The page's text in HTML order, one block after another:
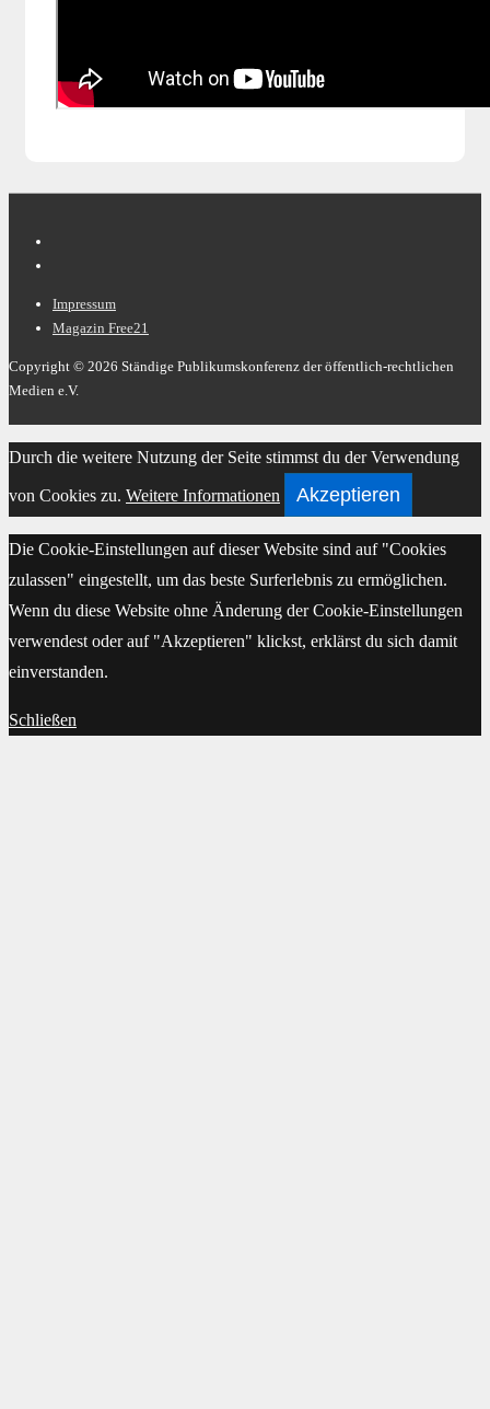
Footer-
Menü
Impressum
Magazin Free21
Copyright © 2026 Ständige Publikumskonferenz der öffentlich-rechtlichen
Medien e.V.
Scroll
Up
Durch die weitere Nutzung der Seite stimmst du der Verwendung
von Cookies zu. Weitere Informationen Akzeptieren
Die Cookie-Einstellungen auf dieser Website sind auf "Cookies
zulassen" eingestellt, um das beste Surferlebnis zu ermöglichen.
Wenn du diese Website ohne Änderung der Cookie-Einstellungen
verwendest oder auf "Akzeptieren" klickst, erklärst du sich damit
einverstanden.
Schließen